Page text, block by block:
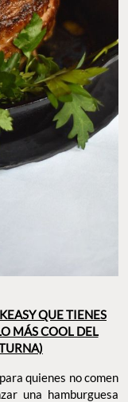
QUE TIENES
MÁS COOL DEL
quienes no comen
una hamburguesa